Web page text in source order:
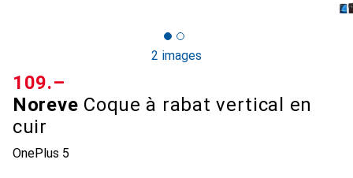
2 images
Noreve Coque à rabat vertical en
cuir
OnePlus 5
CHF
109.–